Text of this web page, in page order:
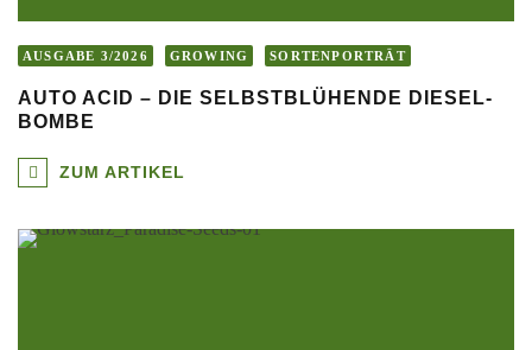
AUSGABE 3/2026 GROWING SORTENPORTRÄT
AUTO ACID – DIE SELBSTBLÜHENDE DIESEL-
BOMBE
ZUM ARTIKEL